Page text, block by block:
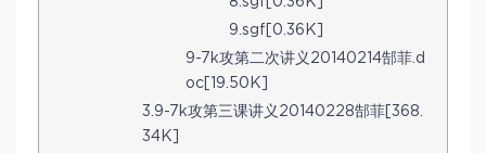
9.sgf[0.36K]
9-7k攻第二次讲义20140214郜菲.d
oc[19.50K]
3.9-7k攻第三课讲义20140228郜菲[368.
34K]